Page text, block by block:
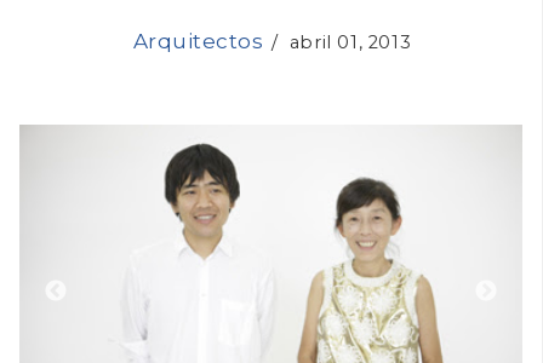
Arquitectos /abril 01, 2013